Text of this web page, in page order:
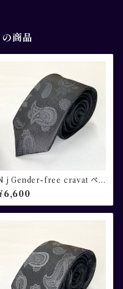
商品
j Gender-free cravat ペ
ズリー柄 ブラック